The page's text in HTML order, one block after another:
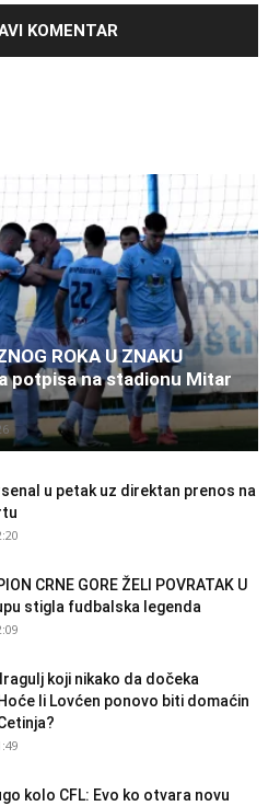
ROKA U ZNAKU
potpisa na stadionu Mitar
u petak uz direktan prenos na
CRNE GORE ŽELI POVRATAK U
stigla fudbalska legenda
koji nikako da dočeka
li Lovćen ponovo biti domaćin
kolo CFL: Evo ko otvara novu